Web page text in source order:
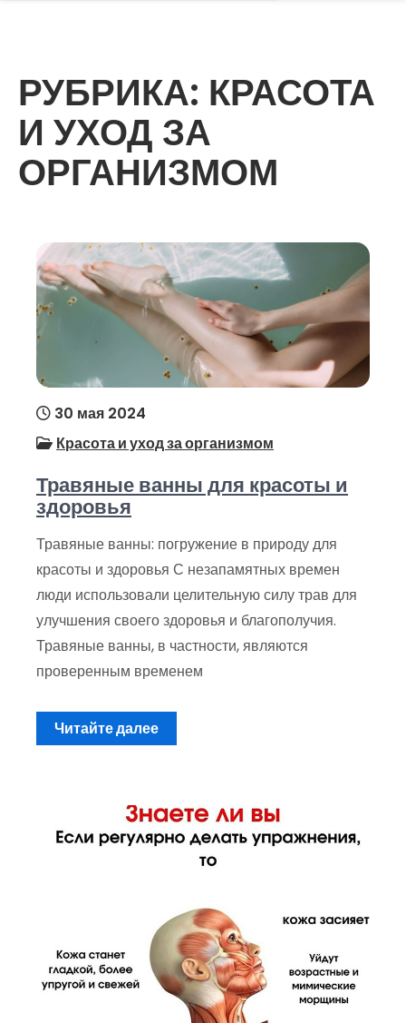
РУБРИКА: КРАСОТА
И УХОД ЗА
ОРГАНИЗМОМ
30 мая 2024
Красота и уход за организмом
Травяные ванны для красоты и
здоровья
Травяные ванны: погружение в природу для
красоты и здоровья С незапамятных времен
люди использовали целительную силу трав для
улучшения своего здоровья и благополучия.
Травяные ванны, в частности, являются
проверенным временем
Читайте далее